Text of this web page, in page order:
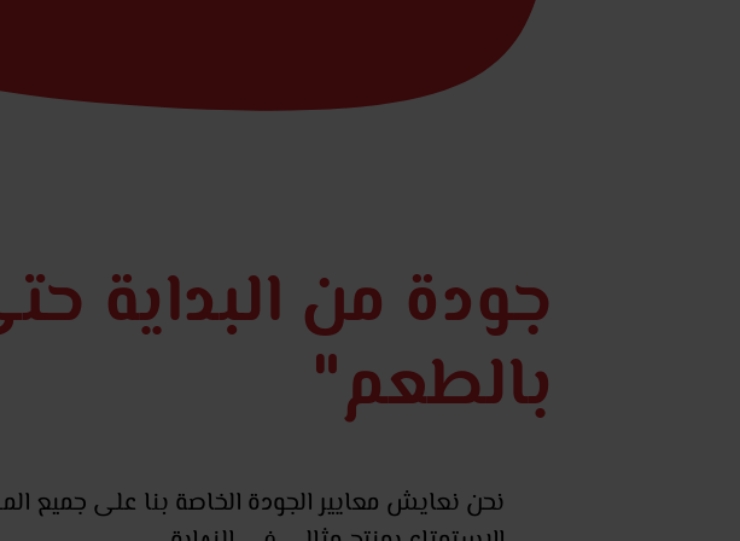
جودة من البداية
بالطعم"
نحن نعايش معايير الجودة الخاصة بنا على جميع